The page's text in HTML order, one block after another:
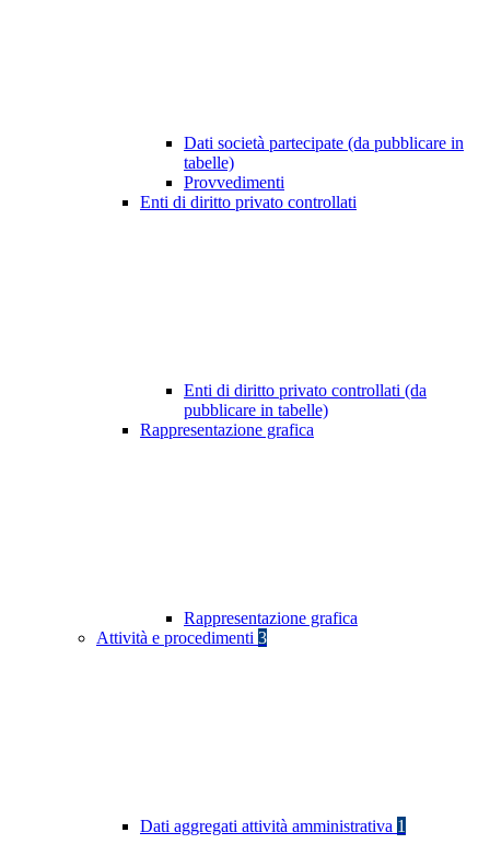
Dati società partecipate (da pubblicare in
tabelle)
Provvedimenti
Enti di diritto privato controllati
Enti di diritto privato controllati (da
pubblicare in tabelle)
Rappresentazione grafica
Rappresentazione grafica
Attività e procedimenti 3
Dati aggregati attività amministrativa 1